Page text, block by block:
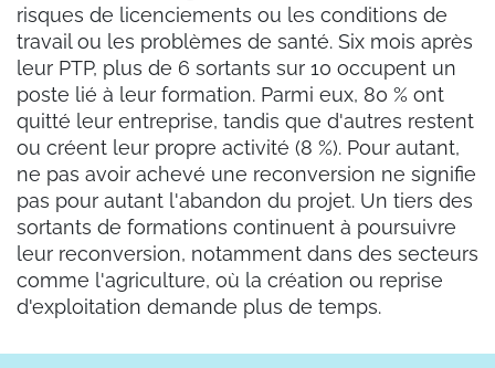
risques de licenciements ou les conditions de
travail ou les problèmes de santé. Six mois après
leur PTP, plus de 6 sortants sur 10 occupent un
poste lié à leur formation. Parmi eux, 80 % ont
quitté leur entreprise, tandis que d'autres restent
ou créent leur propre activité (8 %). Pour autant,
ne pas avoir achevé une reconversion ne signifie
pas pour autant l'abandon du projet. Un tiers des
sortants de formations continuent à poursuivre
leur reconversion, notamment dans des secteurs
comme l'agriculture, où la création ou reprise
d'exploitation demande plus de temps.